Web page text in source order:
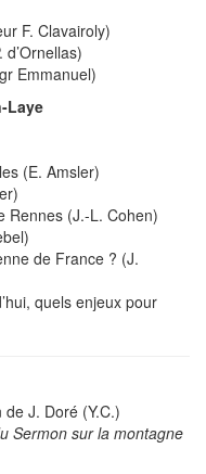
F. Clavairoly)
Emmanuel)
Laye
(E. Amsler)
Rennes (J.-L. Cohen)
de France ? (J.
quels enjeux pour
J. Doré (Y.C.)
Sermon sur la montagne